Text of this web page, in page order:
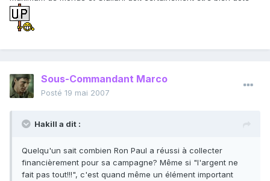
Sous-Commandant Marco
Posté 19 mai 2007
Hakill a dit :
Quelqu'un sait combien Ron Paul a réussi à collecter
financièrement pour sa campagne? Même si "l'argent ne
fait pas tout!!!", c'est quand même un élément important